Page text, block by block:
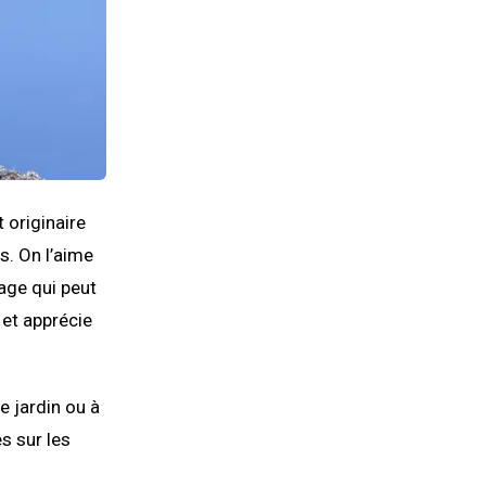
originaire
On l’aime
qui peut
apprécie
jardin ou à
sur les